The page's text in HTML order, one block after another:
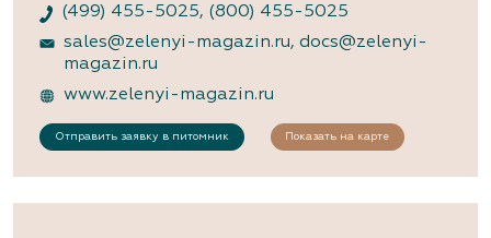
(499) 455-5025, (800) 455-5025
sales@zelenyi-magazin.ru, docs@zelenyi-
magazin.ru
www.zelenyi-magazin.ru
Отправить заявку в питомник Показать на карте